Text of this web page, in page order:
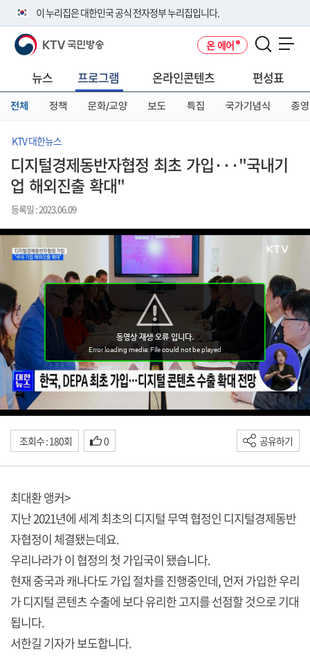
이 누리집은 대한민국 공식 전자정부 누리집입니다.
공식 누리집 주소 확인하기
니다.
이밖에 or.kr 또는 .kr등 다른 도메인 주소를 사용하고 있다면 아래 URL에
서 도메인 주소를 확인해 보세요
KTV 국민방송 온 에어
뉴스 프로그램 온라인콘텐츠 편성표
전체 정책 문화/교양 보도 특집 국가기념식 종영
KTV 대한뉴스
디지털경제동반자협정 최초 가입···"국내기
업 해외진출 확대"
등록일 : 2023.06.09
조회수 : 180회 0 공유하기
최대환 앵커>
지난 2021년에 세계 최초의 디지털 무역 협정인 디지털경제동반
자협정이 체결됐는데요.
우리나라가 이 협정의 첫 가입국이 됐습니다.
현재 중국과 캐나다도 가입 절차를 진행중인데, 먼저 가입한 우리
가 디지털 콘텐츠 수출에 보다 유리한 고지를 선점할 것으로 기대
됩니다.
서한길 기자가 보도합니다.